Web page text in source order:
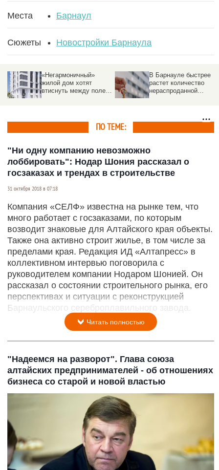
Места Барнаул
Сюжеты Новостройки Барнаула
«Негармоничный»
жилой дом хотят
втиснуть между полем
В Барнауле быстрее
растет количество
нераспроданной
ПО ТЕМЕ:
"Ни одну компанию невозможно
лоббировать": Нодар Шония рассказал о
госзаказах и трендах в строительстве
31 октября 2018 в 07:18
Компания «СЕЛФ» известна на рынке тем, что
много работает с госзаказами, по которым
возводит знаковые для Алтайского края объекты.
Также она активно строит жилье, в том числе за
пределами края. Редакция ИД «Алтапресс» в
коллективном интервью поговорила с
руководителем компании Нодаром Шонией. Он
рассказал о состоянии строительного рынка, его
перспективах и ситуации с реконструкцией
Барнаульского сереброплавильного завода.
Читать полностью
"Надеемся на разворот". Глава союза
алтайских предпринимателей - об отношениях
бизнеса со старой и новой властью